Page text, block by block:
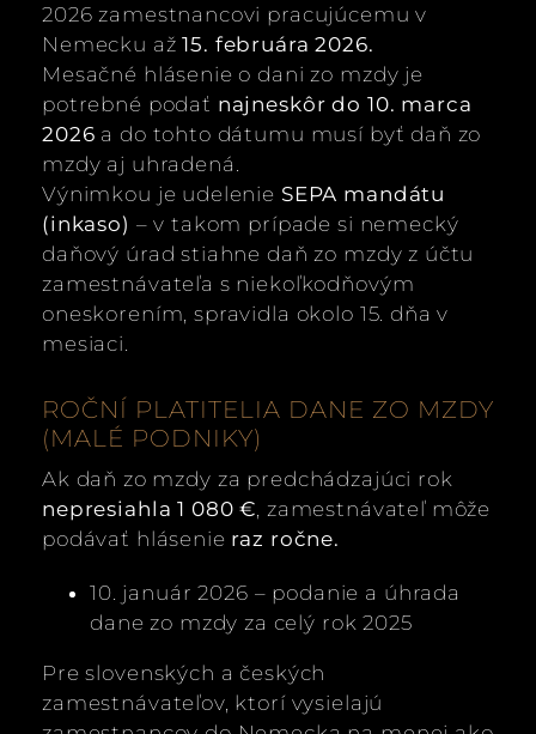
2026 zamestnancovi pracujúcemu v
Nemecku až15. februára 2026.
Mesačné hlásenie o dani zo mzdy je
potrebné podať najneskôr do 10. marca
2026 a do tohto dátumu musí byť daň zo
mzdy aj uhradená.
Výnimkou je udelenie SEPA mandátu
(inkaso) – v takom prípade si nemecký
daňový úrad stiahne daň zo mzdy z účtu
zamestnávateľa s niekoľkodňovým
oneskorením, spravidla okolo 15. dňa v
mesiaci.
ROČNÍ PLATITELIA DANE ZO MZDY
(MALÉ PODNIKY)
Ak daň zo mzdy za predchádzajúci rok
nepresiahla 1 080 € , zamestnávateľ môže
podávať hlásenie raz ročne.
10. január 2026 – podanie a úhrada
dane zo mzdy za celý rok 2025
Pre slovenských a českých
zamestnávateľov, ktorí vysielajú